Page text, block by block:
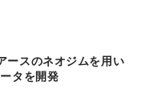
ースのネオジムを用い
タを開発